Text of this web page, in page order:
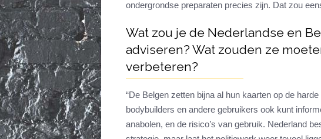
ondergrondse preparaten precies zijn. Dat zou
Wat zou je de Nederlandse en
adviseren? Wat zouden ze
verbeteren?
“De Belgen zetten bijna al hun kaarten op de
bodybuilders en andere gebruikers ook kunt
anabolen, en de risico’s van gebruik. Nederland